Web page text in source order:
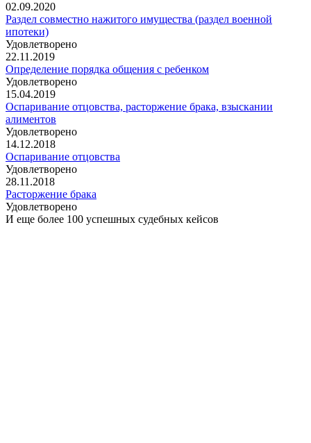
02.09.2020
Раздел совместно нажитого имущества (раздел военной
ипотеки)
Удовлетворено
22.11.2019
Определение порядка общения с ребенком
Удовлетворено
15.04.2019
Оспаривание отцовства, расторжение брака, взыскании
алиментов
Удовлетворено
14.12.2018
Оспаривание отцовства
Удовлетворено
28.11.2018
Расторжение брака
Удовлетворено
И еще более 100 успешных судебных кейсов